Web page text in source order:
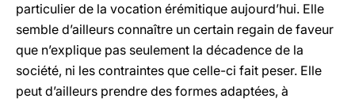
particulier de la vocation érémitique aujourd’hui. Elle
semble d’ailleurs connaître un certain regain de faveur
que n’explique pas seulement la décadence de la
société, ni les contraintes que celle-ci fait peser. Elle
peut d’ailleurs prendre des formes adaptées, à